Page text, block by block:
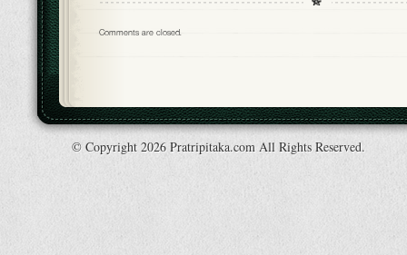
Comments are closed.
© Copyright 2026 Pratripitaka.com All Rights Reserved.